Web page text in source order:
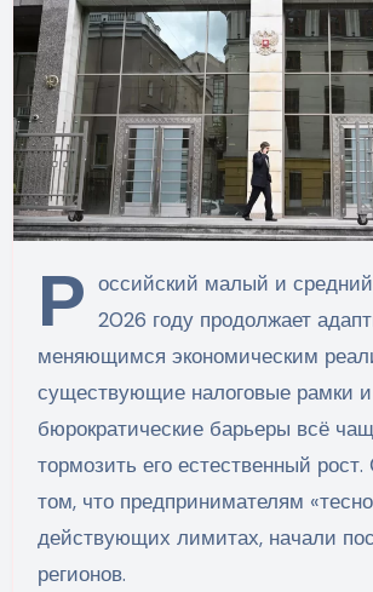
Р оссийский малый и
2026 году продолжает
меняющимся экономическим
существующие налоговые рамки и
бюрократические барьеры всё
тормозить его естественный
том, что предпринимателям
действующих лимитах, начали
регионов.